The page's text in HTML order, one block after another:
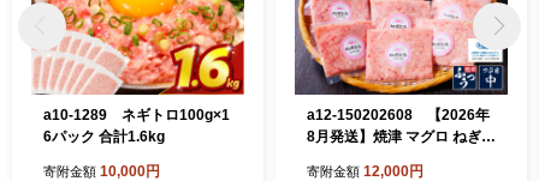
a10-1289 ネギトロ100g×1
6パック 合計1.6kg
寄附金額 10,000円
a12-150202608 【2026年
8月発送】焼津 マグロ ねぎと
寄附金額 12,000円